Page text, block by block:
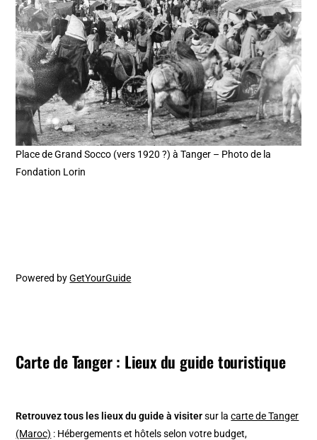
Place de Grand Socco (vers 1920 ?) à Tanger – Photo de la
Fondation Lorin
Powered byGetYourGuide
Carte de Tanger : Lieux du guide touristique
Retrouvez tous les lieux du guide à visitersur lacarte de Tanger
(Maroc) : Hébergements et hôtels selon votre budget,